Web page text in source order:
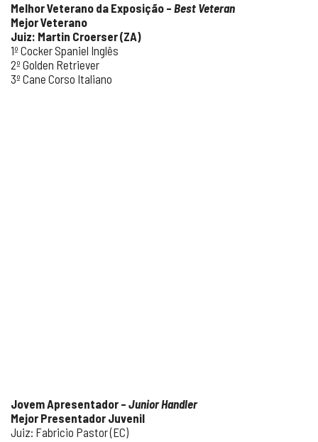
Melhor Veterano da Exposição – Best Veteran
Mejor Veterano
Juiz: Martin Croerser (ZA)
1º Cocker Spaniel Inglês
2º Golden Retriever
3º Cane Corso Italiano
Jovem Apresentador – Junior Handler
Mejor Presentador Juvenil
Juiz: Fabricio Pastor (EC)